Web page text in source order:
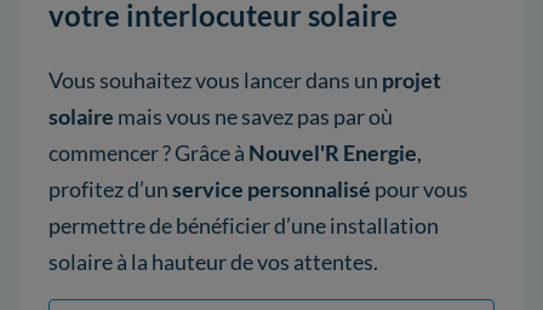
votre interlocuteur solaire
Vous souhaitez vous lancer dans un projet
solaire mais vous ne savez pas par où
commencer ? Grâce à Nouvel'R Energie,
profitez d’unservice personnalisé pour vous
permettre de bénéficier d’une installation
solaire à la hauteur de vos attentes.